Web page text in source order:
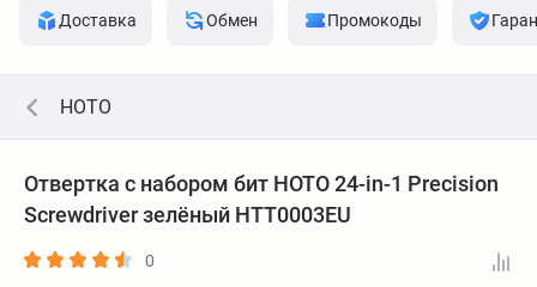
Доставка Обмен Промокоды
HOTO
Отвертка с набором бит HOTO 24-in-1 Precision
Screwdriver зелёный HTT0003EU
0